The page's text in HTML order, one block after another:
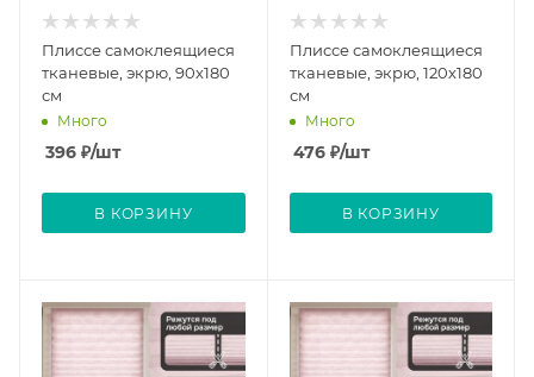
Плиссе самоклеящиеся
тканевые, экрю, 90х180
см
Много
396 ₽/шт
В КОРЗИНУ
Плиссе самоклеящиеся
тканевые, экрю, 120х180
см
Много
476₽/шт
В КОРЗИНУ